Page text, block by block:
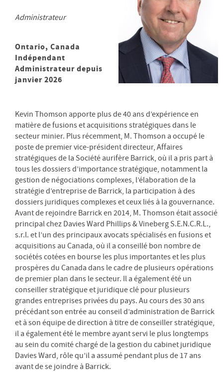
Administrateur
Ontario, Canada
Indépendant
Administrateur depuis
janvier 2026
Kevin Thomson apporte plus de 40 ans d’expérience en
matière de fusions et acquisitions stratégiques dans le
secteur minier. Plus récemment, M. Thomson a occupé le
poste de premier vice-président directeur, Affaires
stratégiques de la Société aurifère Barrick, où il a pris part à
tous les dossiers d’importance stratégique, notamment la
gestion de négociations complexes, l’élaboration de la
stratégie d’entreprise de Barrick, la participation à des
dossiers juridiques complexes et ceux liés à la gouvernance.
Avant de rejoindre Barrick en 2014, M. Thomson était associé
principal chez Davies Ward Phillips & Vineberg S.E.N.C.R.L.,
s.r.l. et l’un des principaux avocats spécialisés en fusions et
acquisitions au Canada, où il a conseillé bon nombre de
sociétés cotées en bourse les plus importantes et les plus
prospères du Canada dans le cadre de plusieurs opérations
de premier plan dans le secteur. Il a également été un
conseiller stratégique et juridique clé pour plusieurs
grandes entreprises privées du pays. Au cours des 30 ans
précédant son entrée au conseil d’administration de Barrick
et à son équipe de direction à titre de conseiller stratégique,
il a également été le membre ayant servi le plus longtemps
au sein du comité chargé de la gestion du cabinet juridique
Davies Ward, rôle qu’il a assumé pendant plus de 17 ans
avant de se joindre à Barrick.